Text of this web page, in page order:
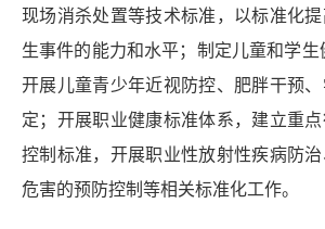
现场消杀处置等技术标准，以标准化
生事件的能力和水平；制定儿童和学
开展儿童青少年近视防控、肥胖干预
定；开展职业健康标准体系，建立重
控制标准，开展职业性放射性疾病防
危害的预防控制等相关标准化工作。